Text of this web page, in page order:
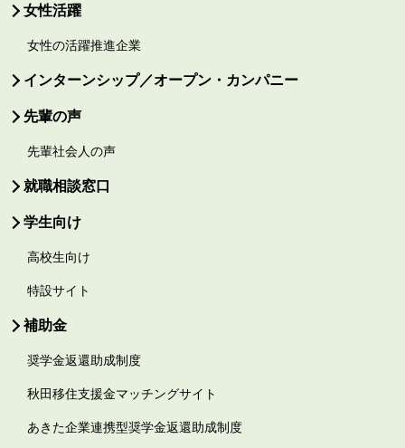
女性活躍
女性の活躍推進企業
インターンシップ／オープン・カンパニー
先輩の声
先輩社会人の声
就職相談窓口
学生向け
高校生向け
特設サイト
補助金
奨学金返還助成制度
秋田移住支援金マッチングサイト
あきた企業連携型奨学金返還助成制度